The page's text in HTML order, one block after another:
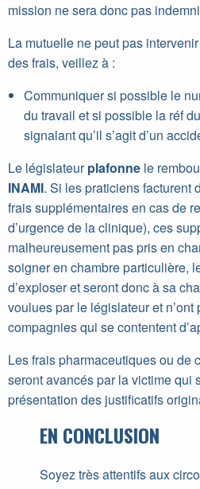
mission ne sera donc pas
La mutuelle ne peut pas
des frais, veillez à :
Communiquer si possible le
du travail et si possible la réf
signalant qu’il s’agit d’un
Le législateurplafonne le
INAMI. Si les praticiens facturent
frais supplémentaires en cas de
d’urgence de la clinique), ces
malheureusement pas pris en
soigner en chambre particulière,
d’exploser et seront donc à sa
voulues par le législateur et
compagnies qui se contentent
Les frais pharmaceutiques ou de
seront avancés par la victime qui
présentation des justificatifs
EN CONCLUSION
Soyez très attentifs aux